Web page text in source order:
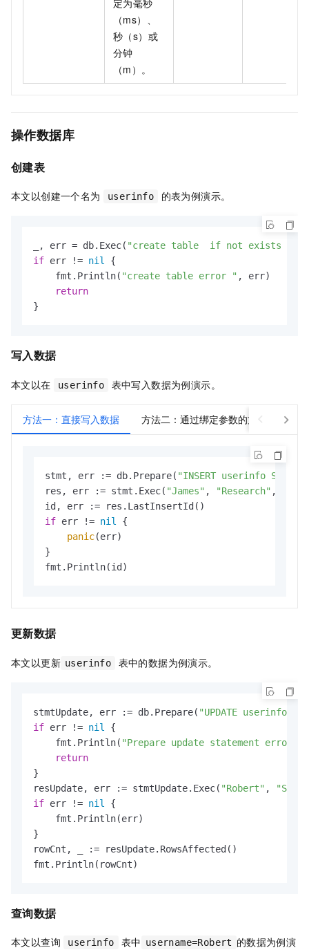
定为毫秒
（ms）、
秒（s）或
分钟
（m）。
操作数据库
创建表
本文以创建一个名为 userinfo 的表为例演示。
_, err = db.Exec( "create table  if not exists
if err != nil {
    fmt.Println(
"create table error " , err)
return
}
写入数据
本文以在 userinfo 表中写入数据为例演示。
方法一：直接写入数据 方法二：通过绑定参数的方式写入数据
stmt, err := db.Prepare( "INSERT userinfo SET
res, err := stmt.Exec( "James" , "Research" ,
if err != nil
{
panic(err)
}
fmt.Println(id)
更新数据
本文以更新 userinfo 表中的数据为例演示。
stmtUpdate, err := db.Prepare( "UPDATE userinfo
if err != nil
{
    fmt.Println(
"Prepare update statement error:"
return
}
resUpdate, err := stmtUpdate.Exec( "Robert" ,
if err != nil
{
    fmt.Println(err)
}
rowCnt, _ := resUpdate.RowsAffected()
fmt.Println(rowCnt)
查询数据
本文以查询 userinfo 表中 username=Robert 的数据为例演